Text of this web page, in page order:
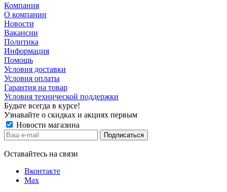
Компания
О компании
Новости
Вакансии
Политика
Информация
Помощь
Условия доставки
Условия оплаты
Гарантия на товар
Условия технической поддержки
Будьте всегда в курсе!
Узнавайте о скидках и акциях первым
Новости магазина
Оставайтесь на связи
Вконтакте
Max